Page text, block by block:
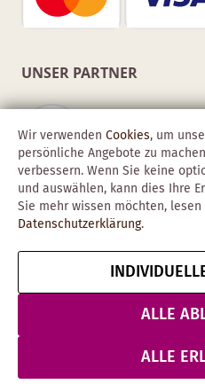
UNSER PARTNER
Copyright ©
ImpressumAGB
&
Wir verwenden Cookies, um
persönliche Angebote zu
verbessern. Wenn Sie keine
und auswählen, kann dies Ihre
Sie mehr wissen möchten,
Datenschutzerklärung.
ALLE
ALLE